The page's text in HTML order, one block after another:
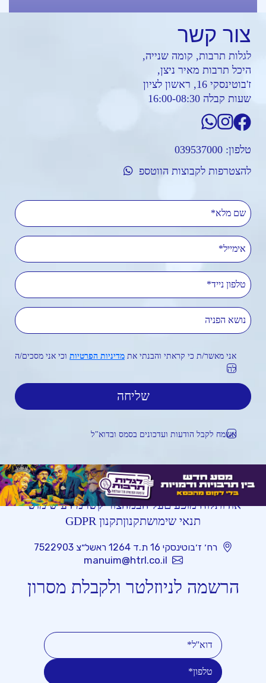
צור קשר
לגלות תרבות, קומה שנייה,
היכל תרבות מאיר ניצן,
ז'בוטינסקי 16, ראשון לציון
שעות קבלה 16:00-08:30
טלפון: 039537000
להצטרפות לקבוצות הווטספ
שם מלא
אימייל
טלפון נייד
נושא הפניה
אני מאשר/ת כי קראתי והבנתי את מדיניות הפרטיות וכי אני מסכים/ה
לה
אשמח לקבל הודעות ועדכונים בסמס ובדוא"ל
אודותלוח מופעיםעל הבמהצור קשרמידע שימושי
תנאי שימושתקנוןתקנון GDPR
רח׳ ז׳בוטינסקי 16 ת.ד 1264 ראשל״צ 7522903
manuim@htrl.co.il
הרשמה לניוזלטר ולקבלת מסרון